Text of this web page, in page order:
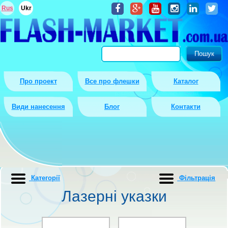
Про проект Все про флешки Каталог
Види нанесення Блог Контакти
Rus Ukr
Лазерні указки
Категорії Фiльтрацiя